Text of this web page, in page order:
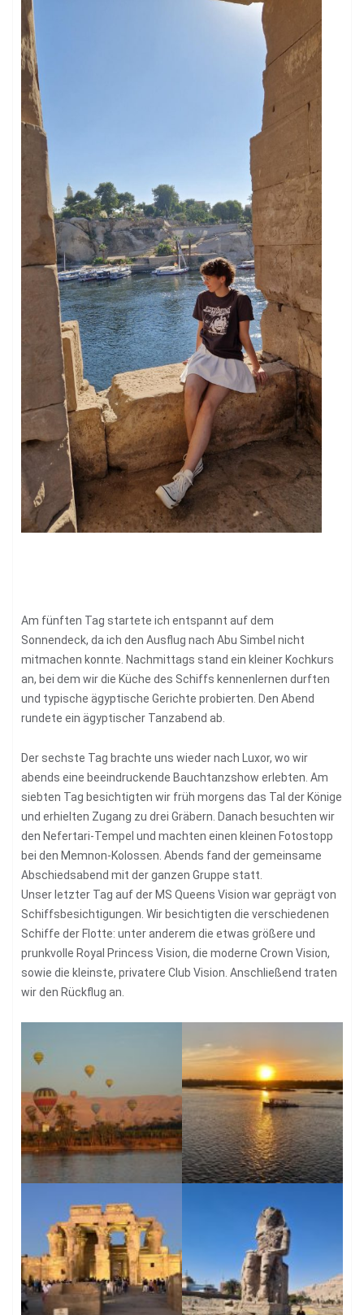
Am fünften Tag startete ich entspannt auf dem
Sonnendeck, da ich den Ausflug nach Abu Simbel nicht
mitmachen konnte. Nachmittags stand ein kleiner Kochkurs
an, bei dem wir die Küche des Schiffs kennenlernen durften
und typische ägyptische Gerichte probierten. Den Abend
rundete ein ägyptischer Tanzabend ab.
Der sechste Tag brachte uns wieder nach Luxor, wo wir
abends eine beeindruckende Bauchtanzshow erlebten. Am
siebten Tag besichtigten wir früh morgens das Tal der Könige
und erhielten Zugang zu drei Gräbern. Danach besuchten wir
den Nefertari-Tempel und machten einen kleinen Fotostopp
bei den Memnon-Kolossen. Abends fand der gemeinsame
Abschiedsabend mit der ganzen Gruppe statt.
Unser letzter Tag auf der MS Queens Vision war geprägt von
Schiffsbesichtigungen. Wir besichtigten die verschiedenen
Schiffe der Flotte: unter anderem die etwas größere und
prunkvolle Royal Princess Vision, die moderne Crown Vision,
sowie die kleinste, privatere Club Vision. Anschließend traten
wir den Rückflug an.